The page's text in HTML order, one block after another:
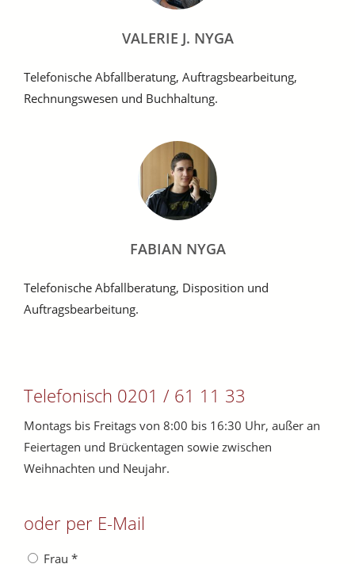
VALERIE J. NYGA
Telefonische Abfallberatung, Auftragsbearbeitung,
Rechnungswesen und Buchhaltung.
FABIAN NYGA
Telefonische Abfallberatung, Disposition und
Auftragsbearbeitung.
Telefonisch 0201 / 61 11 33
Montags bis Freitags von 8:00 bis 16:30 Uhr, außer an
Feiertagen und Brückentagen sowie zwischen
Weihnachten und Neujahr.
oder per E-Mail
Frau *